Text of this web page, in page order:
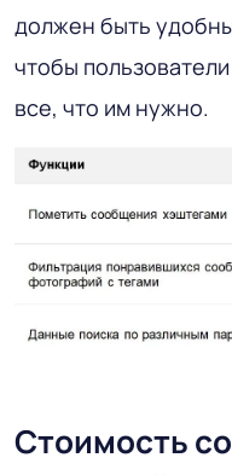
должен быть
чтобы
все, что им нужно.
Стоимость